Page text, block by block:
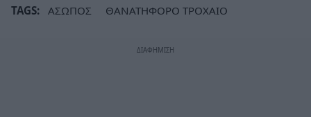
TAGS: ΑΣΩΠΟΣ ΘΑΝΑΤΗΦΟΡΟ ΤΡΟΧΑΙΟ